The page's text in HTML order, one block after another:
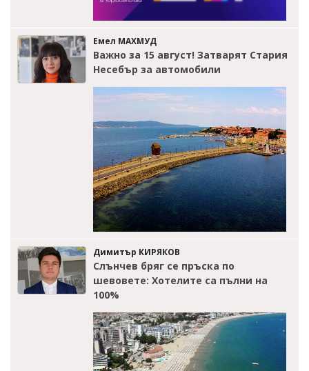
Емел МАХМУД
Важно за 15 август! Затварят Стария
Несебър за автомобили
Димитър КИРЯКОВ
Слънчев бряг се пръска по
шевовете: Хотелите са пълни на
100%